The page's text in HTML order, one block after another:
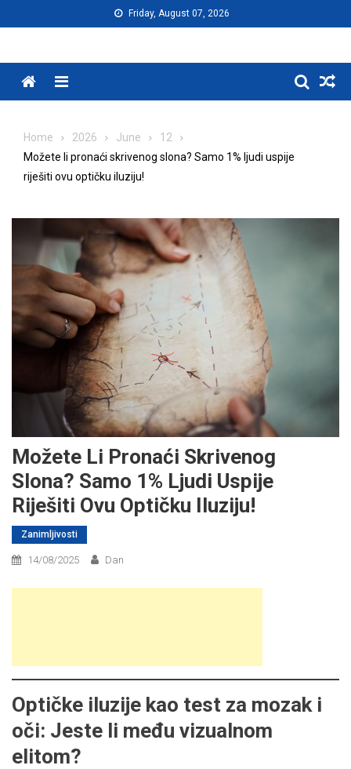
to
Friday, August 07, 2026
Menu
Home 2026 June
12
Možete li pronaći skrivenog slona? Samo 1% ljudi uspije
riješiti ovu optičku iluziju!
Možete Li Pronaći Skrivenog
Slona? Samo 1% Ljudi Uspije
Riješiti Ovu Optičku Iluziju!
Zanimljivosti
14/08/2025 Dan
Optičke iluzije kao test za mozak i
oči: Jeste li među vizualnom
elitom?